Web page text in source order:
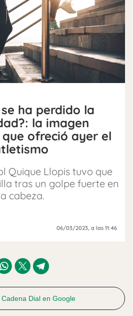
ha perdido la
la imagen
ofreció ayer el
Quique Llopis tuvo que
tras un golpe fuerte en
cabeza.
06/03/2023, a las 11:46
Dial en Google